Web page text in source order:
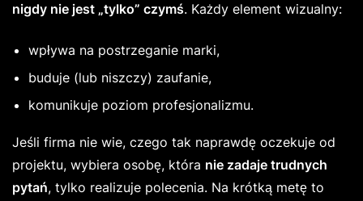
nigdy nie jest „tylko” czymś. Każdy element wizualny:
wpływa na postrzeganie marki,
buduje (lub niszczy) zaufanie,
komunikuje poziom profesjonalizmu.
Jeśli firma nie wie, czego tak naprawdę oczekuje od
projektu, wybiera osobę, która nie zadaje trudnych
pytań, tylko realizuje polecenia. Na krótką metę to